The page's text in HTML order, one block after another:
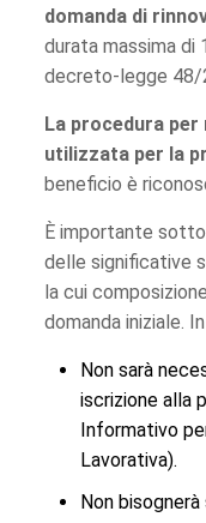
domanda di
durata massima di
decreto-legge 48/
La procedura
utilizzata per la
beneficio è
È importante
delle significative
la cui
domanda iniziale.
Non sarà
iscrizione alla
Informativo
Lavorativa).
Non